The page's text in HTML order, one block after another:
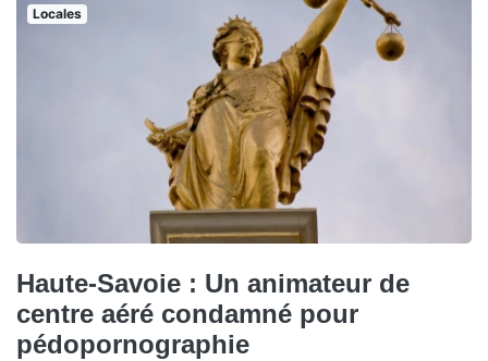
Locales
Haute-Savoie : Un animateur de
centre aéré condamné pour
pédopornographie